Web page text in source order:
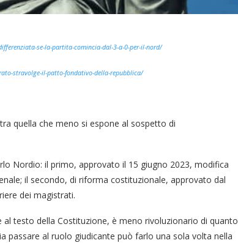
se-la-partita-comincia-dal-3-a-0-per-il-nord/
stravolge-il-patto-fondativo-della-repubblica/
quella che meno si espone al sospetto di
Nordio: il primo, approvato il 15 giugno 2023, modifica
il secondo, di riforma costituzionale, approvato dal
dei magistrati.
testo della Costituzione, è meno rivoluzionario di quanto
passare al ruolo giudicante può farlo una sola volta nella